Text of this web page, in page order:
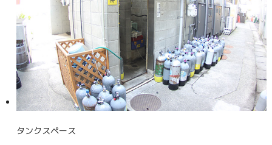
タンクスペース